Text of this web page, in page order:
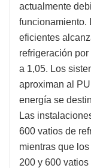
actualmente
funcionamiento.
eficientes
refrigeración
a 1,05. Los
aproximan al
energía se
Las
600 vatios de
mientras que
200 y 600